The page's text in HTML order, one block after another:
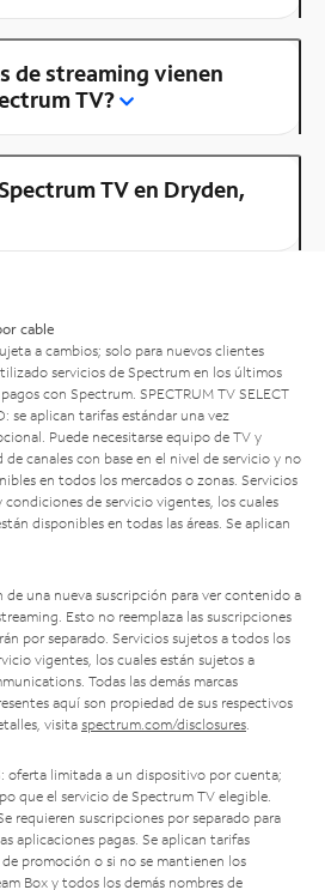
de streaming vienen
TV?
TV en Dryden,
cable
a cambios; solo para nuevos clientes
servicios de Spectrum en los últimos
con Spectrum. SPECTRUM TV SELECT
se aplican tarifas estándar una vez
Puede necesitarse equipo de TV y
canales con base en el nivel de servicio y no
en todos los mercados o zonas. Servicios
de servicio vigentes, los cuales
disponibles en todas las áreas. Se aplican
de una nueva suscripción para ver contenido a
Esto no reemplaza las suscripciones
por separado. Servicios sujetos a todos los
vigentes, los cuales están sujetos a
Todas las demás marcas
aquí son propiedad de sus respectivos
visita spectrum.com/disclosures.
oferta limitada a un dispositivo por cuenta;
que el servicio de Spectrum TV elegible.
requieren suscripciones por separado para
aplicaciones pagas. Se aplican tarifas
promoción o si no se mantienen los
Box y todos los demás nombres de